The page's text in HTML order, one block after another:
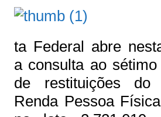
ta Federal abre
a consulta ao
de restituições do
Renda Pessoa